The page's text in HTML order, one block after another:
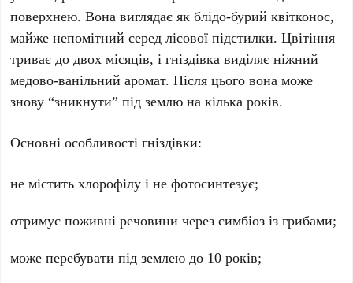
поверхнею. Вона виглядає як блідо-бурий квітконос,
майже непомітний серед лісової підстилки. Цвітіння
триває додвох місяців, і гніздівка виділяє ніжний
медово-ванільний аромат. Після цього вона може
знову “зникнути” під землю на кілька років.
Основні особливості гніздівки:
не містить хлорофілу і не фотосинтезує;
отримує поживні речовини через симбіоз із грибами;
може перебувати під землею до 10 років;